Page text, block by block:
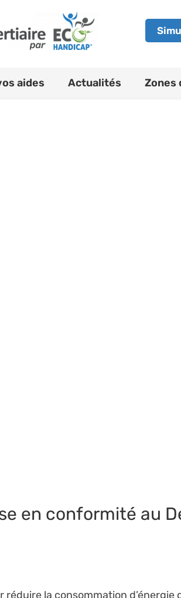
aides Actualités Zones
en conformité au
la consommation d’énergie